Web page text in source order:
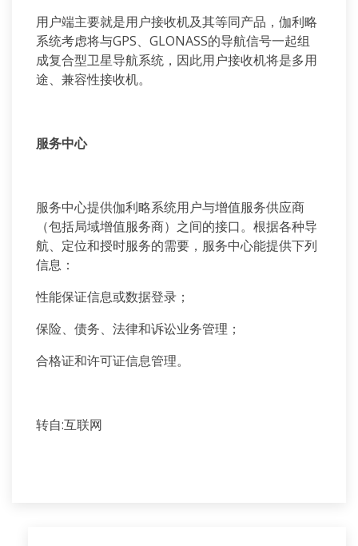
用户端主要就是用户接收机及其等同产品，伽利略
系统考虑将与GPS、GLONASS的导航信号一起组
成复合型卫星导航系统，因此用户接收机将是多用
途、兼容性接收机。
服务中心
服务中心提供伽利略系统用户与增值服务供应商
（包括局域增值服务商）之间的接口。根据各种导
航、定位和授时服务的需要，服务中心能提供下列
信息：
性能保证信息或数据登录；
保险、债务、法律和诉讼业务管理；
合格证和许可证信息管理。
转自:互联网